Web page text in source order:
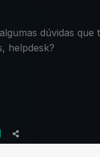
dúvidas que
helpdesk?